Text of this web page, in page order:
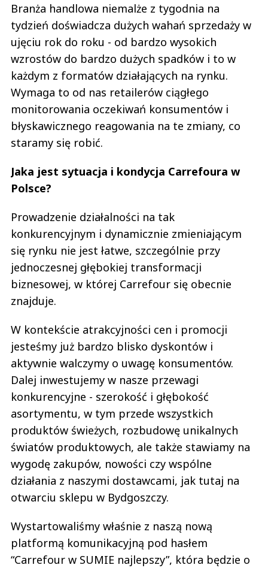
Branża handlowa niemalże z tygodnia na
tydzień doświadcza dużych wahań sprzedaży w
ujęciu rok do roku - od bardzo wysokich
wzrostów do bardzo dużych spadków i to w
każdym z formatów działających na rynku.
Wymaga to od nas retailerów ciągłego
monitorowania oczekiwań konsumentów i
błyskawicznego reagowania na te zmiany, co
staramy się robić.
Jaka jest sytuacja i kondycja Carrefoura w
Polsce?
Prowadzenie działalności na tak
konkurencyjnym i dynamicznie zmieniającym
się rynku nie jest łatwe, szczególnie przy
jednoczesnej głębokiej transformacji
biznesowej, w której Carrefour się obecnie
znajduje.
W kontekście atrakcyjności cen i promocji
jesteśmy już bardzo blisko dyskontów i
aktywnie walczymy o uwagę konsumentów.
Dalej inwestujemy w nasze przewagi
konkurencyjne - szerokość i głębokość
asortymentu, w tym przede wszystkich
produktów świeżych, rozbudowę unikalnych
światów produktowych, ale także stawiamy na
wygodę zakupów, nowości czy wspólne
działania z naszymi dostawcami, jak tutaj na
otwarciu sklepu w Bydgoszczy.
Wystartowaliśmy właśnie z naszą nową
platformą komunikacyjną pod hasłem
“Carrefour w SUMIE najlepszy”, która będzie o